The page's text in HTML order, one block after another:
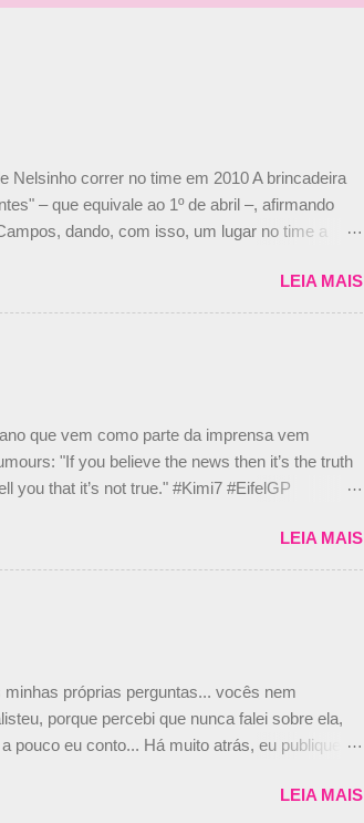
Nelsinho correr no time em 2010 A brincadeira
– que equivale ao 1º de abril –, afirmando
dando, com isso, um lugar no time a
o companheiro de Bruno Senna em 2010. "Na
“Mas depois de ter assinado com Bruno
ainda que não tem nada contra o filho do
LEIA MAIS
que vem como parte da imprensa vem
"If you believe the news then it’s the truth
you that it’s not true." #Kimi7 #EifelGP
have Kimi as a team mate? 🙌 Over to you,
1 (@F1) October 8, 2020 Beijinhos, Ludy
LEIA MAIS
próprias perguntas... vocês nem
porque percebi que nunca falei sobre ela,
eu conto... Há muito atrás, eu publiquei
porque todos achavam que a Viviane Senna
LEIA MAIS